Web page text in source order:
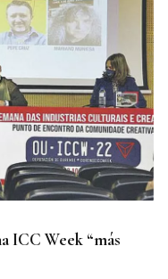
ICC Week “más